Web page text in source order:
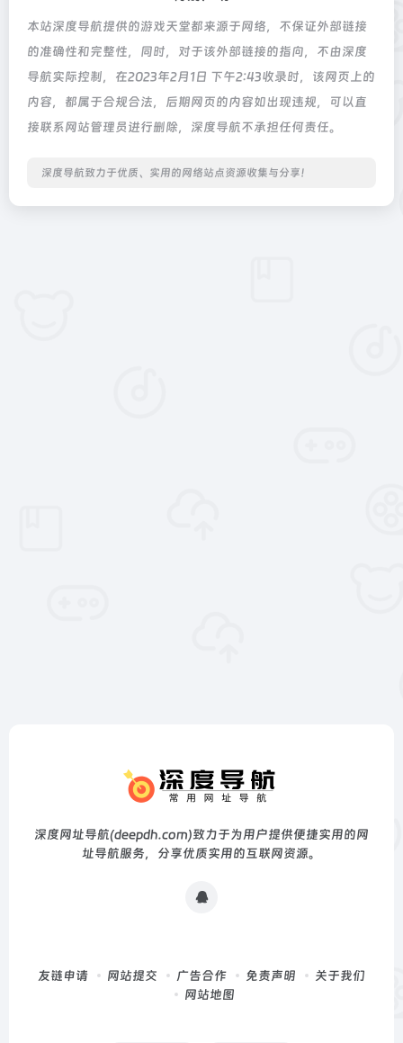
本站深度导航提供的游戏天堂都来源于网络，不保证外部链接
的准确性和完整性，同时，对于该外部链接的指向，不由深度
导航实际控制，在2023年2月1日 下午2:43收录时，该网页上的
内容，都属于合规合法，后期网页的内容如出现违规，可以直
接联系网站管理员进行删除，深度导航不承担任何责任。
深度导航致力于优质、实用的网络站点资源收集与分享！
深度网址导航(deepdh.com)致力于为用户提供便捷实用的网
址导航服务，分享优质实用的互联网资源。
友链申请 网站提交 广告合作 免责声明
关于我们
网站地图